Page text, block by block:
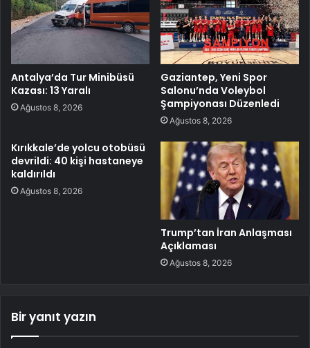
Antalya’da Tur Minibüsü
Kazası: 13 Yaralı
Ağustos 8, 2026
Gaziantep, Yeni Spor
Salonu’nda Voleybol
Şampiyonası Düzenledi
Ağustos 8, 2026
Kırıkkale’de yolcu otobüsü
devrildi: 40 kişi hastaneye
kaldırıldı
Ağustos 8, 2026
Trump’tan İran Anlaşması
Açıklaması
Ağustos 8, 2026
Bir yanıt yazın